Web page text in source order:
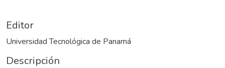
Editor
Universidad Tecnológica de Panamá
Descripción